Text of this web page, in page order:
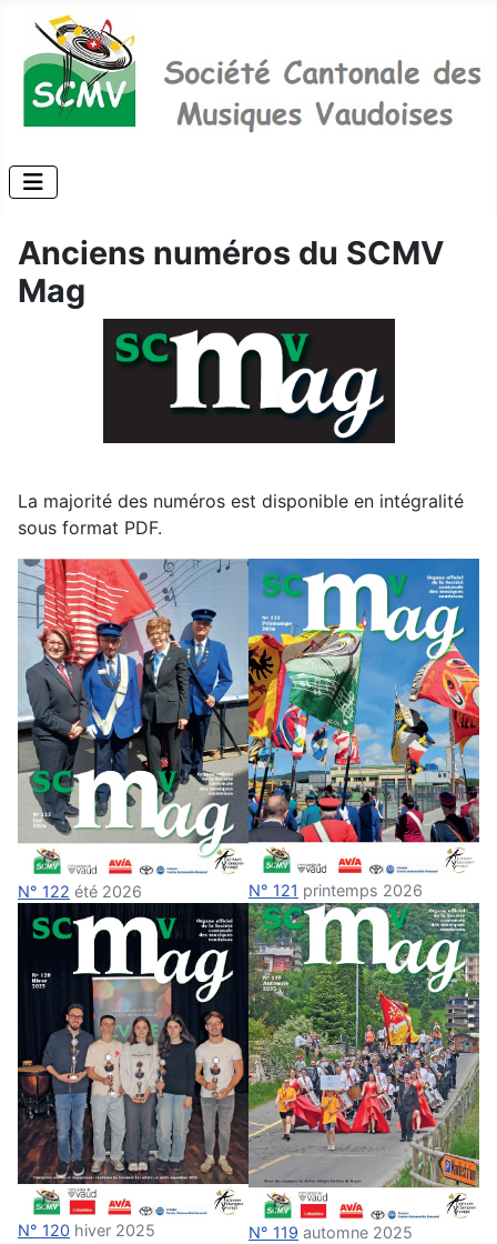
Anciens numéros du SCMV
Mag
La majorité des numéros est disponible en intégralité
sous format PDF.
N° 122 été 2026 N° 121 printemps 2026
N° 120 hiver 2025 N° 119 automne 2025